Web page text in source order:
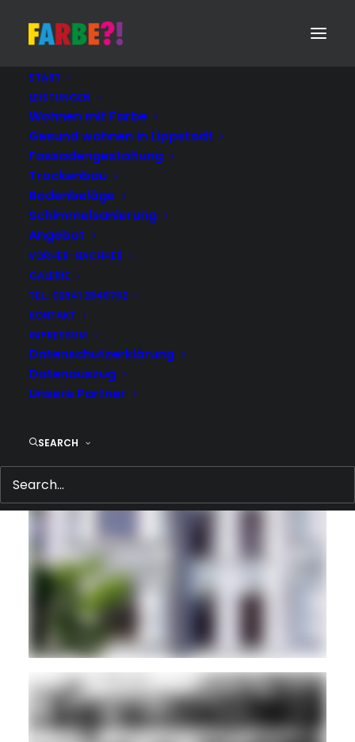
START
LEISTUNGEN
Wohnen mit Farbe
Gesund wohnen in Lippstadt
Fassadengestaltung
Trockenbau
Bodenbeläge
Schimmelsanierung
Angebot
VORHER-NACHHER
GALERIE
TEL.: 02941 2848762
KONTAKT
IMPRESSUM
Datenschutzerklärung
Datenauszug
Unsere Partner
SEARCH